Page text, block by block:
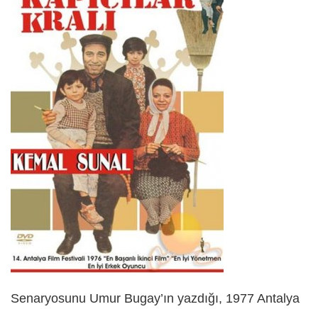
Senaryosunu Umur Bugay’ın yazdığı, 1977 Antalya